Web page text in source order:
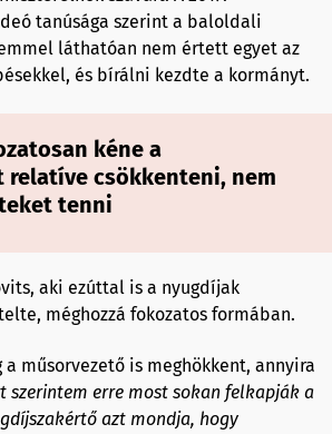
tanúsága szerint a baloldali
láthatóan nem értett egyet az
és bírálni kezdte a kormányt.
kéne a
relatíve csökkenteni, nem
tenni
aki ezúttal is a nyugdíjak
méghozzá fokozatos formában.
műsorvezető is meghökkent, annyira
szerintem erre most sokan felkapják a
azt mondja, hogy